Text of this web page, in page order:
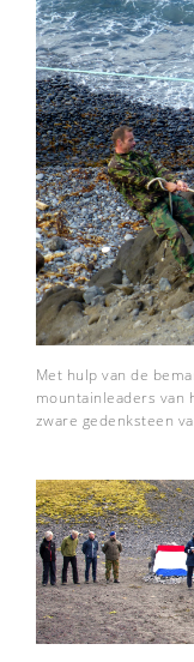
Met hulp van de
mountainleaders van
zware gedenksteen